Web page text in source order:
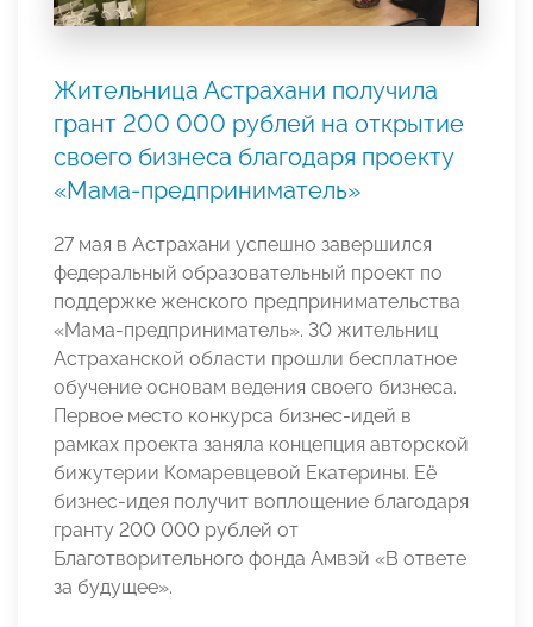
Жительница Астрахани получила
грант 200 000 рублей на открытие
своего бизнеса благодаря проекту
«Мама-предприниматель»
27 мая в Астрахани успешно завершился
федеральный образовательный проект по
поддержке женского предпринимательства
«Мама-предприниматель». 30 жительниц
Астраханской области прошли бесплатное
обучение основам ведения своего бизнеса.
Первое место конкурса бизнес-идей в
рамках проекта заняла концепция авторской
бижутерии Комаревцевой Екатерины. Её
бизнес-идея получит воплощение благодаря
гранту 200 000 рублей от
Благотворительного фонда Амвэй «В ответе
за будущее».